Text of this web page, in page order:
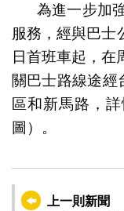
為進一步加
服務，經與巴士
日首班車起，在
關巴士路線途經
區和新馬路，
圖）。
上一則新聞